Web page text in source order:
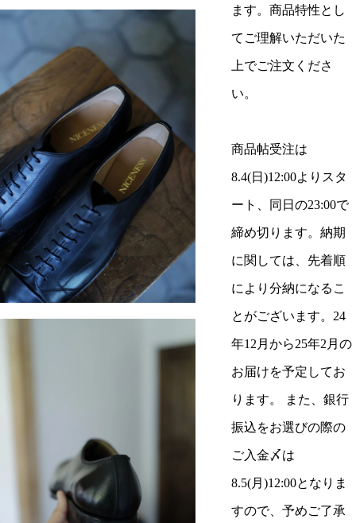
ます。商品特性とし
てご理解いただいた
上でご注文くださ
い。
商品帖受注は
8.4(日)12:00よりスタ
ート、同日の23:00で
締め切ります。納期
に関しては、先着順
により分納になるこ
とがございます。24
年12月から25年2月の
お届けを予定してお
ります。 また、銀行
振込をお選びの際の
ご入金〆は
8.5(月)12:00となりま
すので、予めご了承